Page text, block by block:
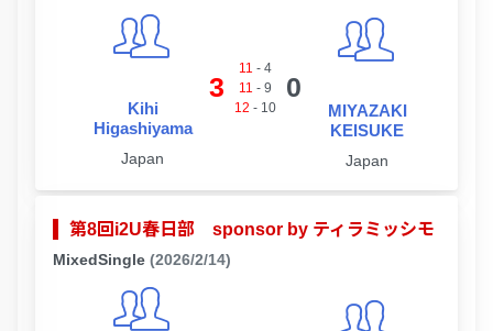
Kihi
Higashiyama
Japan
3
11 - 4
11 - 9
12 - 10
0
MIYAZAKI
KEISUKE
Japan
第8回i2U春日部 sponsor by ティラミッシモ
MixedSingle (2026/2/14)